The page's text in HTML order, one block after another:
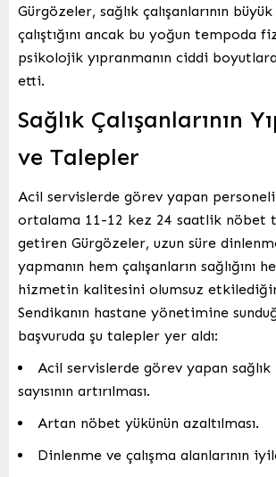
Gürgözeler, sağlık çalışanlarının
çalıştığını ancak bu yoğun tempoda
psikolojik yıpranmanın ciddi boyutlara
etti.
Sağlık Çalışanlarının
ve Talepler
Acil servislerde görev yapan
ortalama 11-12 kez 24 saatlik nöbet
getiren Gürgözeler, uzun süre
yapmanın hem çalışanların sağlığını
hizmetin kalitesini olumsuz
Sendikanın hastane yönetimine
başvuruda şu talepler yer aldı:
Acil servislerde görev yapan
sayısının artırılması.
Artan nöbet yükünün azaltılması.
Dinlenme ve çalışma alanlarının